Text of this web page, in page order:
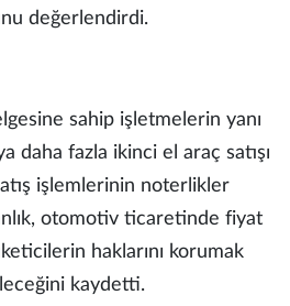
değerlendirdi.
sahip işletmelerin yanı
daha fazla ikinci el araç satışı
işlemlerinin noterlikler
otomotiv ticaretinde fiyat
haklarını korumak
kaydetti.